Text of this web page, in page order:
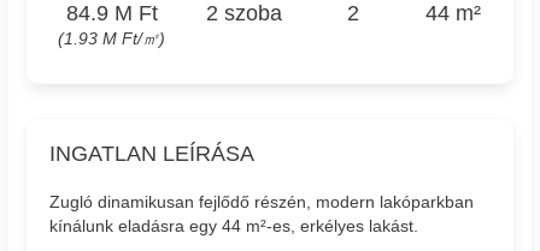
84.9 M Ft
(1.93 M Ft/㎡)
2 szoba 2 44 m²
INGATLAN LEÍRÁSA
Zugló dinamikusan fejlődő részén, modern lakóparkban
kínálunk eladásra egy 44 m²-es, erkélyes lakást.